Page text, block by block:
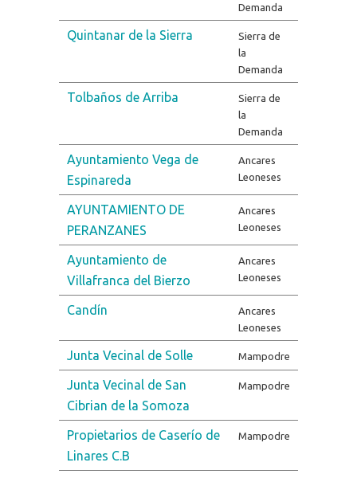
Demanda
Quintanar de la Sierra
Sierra de
la
Demanda
Tolbaños de Arriba
Sierra de
la
Demanda
Ayuntamiento Vega de
Espinareda
Ancares
Leoneses
AYUNTAMIENTO DE
PERANZANES
Ancares
Leoneses
Ayuntamiento de
Villafranca del Bierzo
Ancares
Leoneses
Candín
Ancares
Leoneses
Junta Vecinal de Solle Mampodre
Junta Vecinal de San
Cibrian de la Somoza
Mampodre
Propietarios de Caserío de
Linares C.B
Mampodre